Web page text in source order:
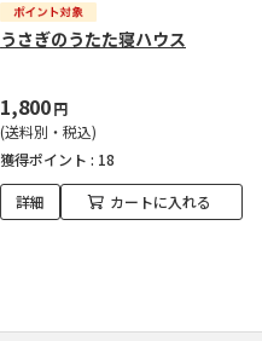
うさぎのうたた寝ハウス
1,800円
(送料別・税込)
獲得ポイント : 18
詳細 カートに入れる